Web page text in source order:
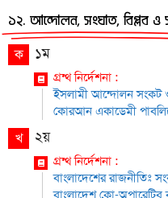
১২. আন্দোলন, সংঘাত, বিপ্লব ও
ক ১ম
গ্রন্থ নির্দেশনা :
ইসলামী আন্দোলন সংকট
কোরআন একাডেমী
খ ২য়
গ্রন্থ নির্দেশনা :
বাংলাদেশের রাজনীতিঃ